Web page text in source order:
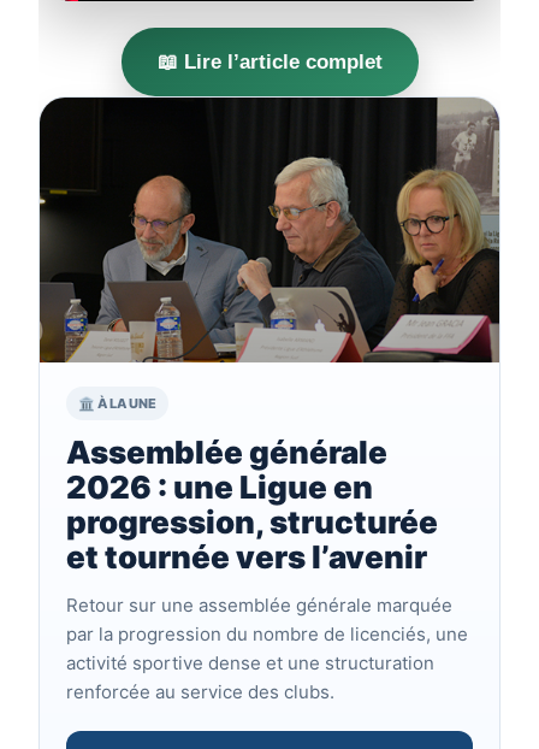
📖 Lire l’article complet
🏛️ À LA UNE
Assemblée générale
2026 : une Ligue en
progression, structurée
et tournée vers l’avenir
Retour sur une assemblée générale marquée
par la progression du nombre de licenciés, une
activité sportive dense et une structuration
renforcée au service des clubs.